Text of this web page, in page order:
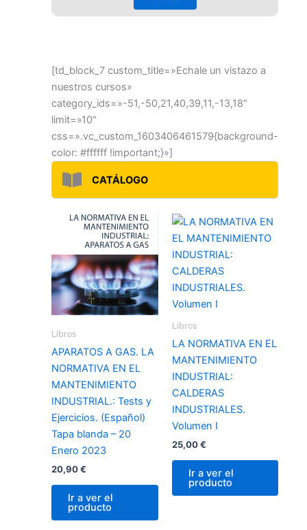
[td_block_7 custom_title=»Echale un vistazo a
nuestros cursos»
category_ids=»-51,-50,21,40,39,11,-13,18″
limit=»10″
css=».vc_custom_1603406461579{background-
color: #ffffff !important;}»]
CATÁLOGO
Libros
APARATOS A GAS. LA
NORMATIVA EN EL
MANTENIMIENTO
INDUSTRIAL.: Tests y
Ejercicios. (Español)
Tapa blanda – 20
Enero 2023
20,90€
Ir a ver el
producto
Libros
LA NORMATIVA EN EL
MANTENIMIENTO
INDUSTRIAL:
CALDERAS
INDUSTRIALES.
Volumen I
25,00€
Ir a ver el
producto